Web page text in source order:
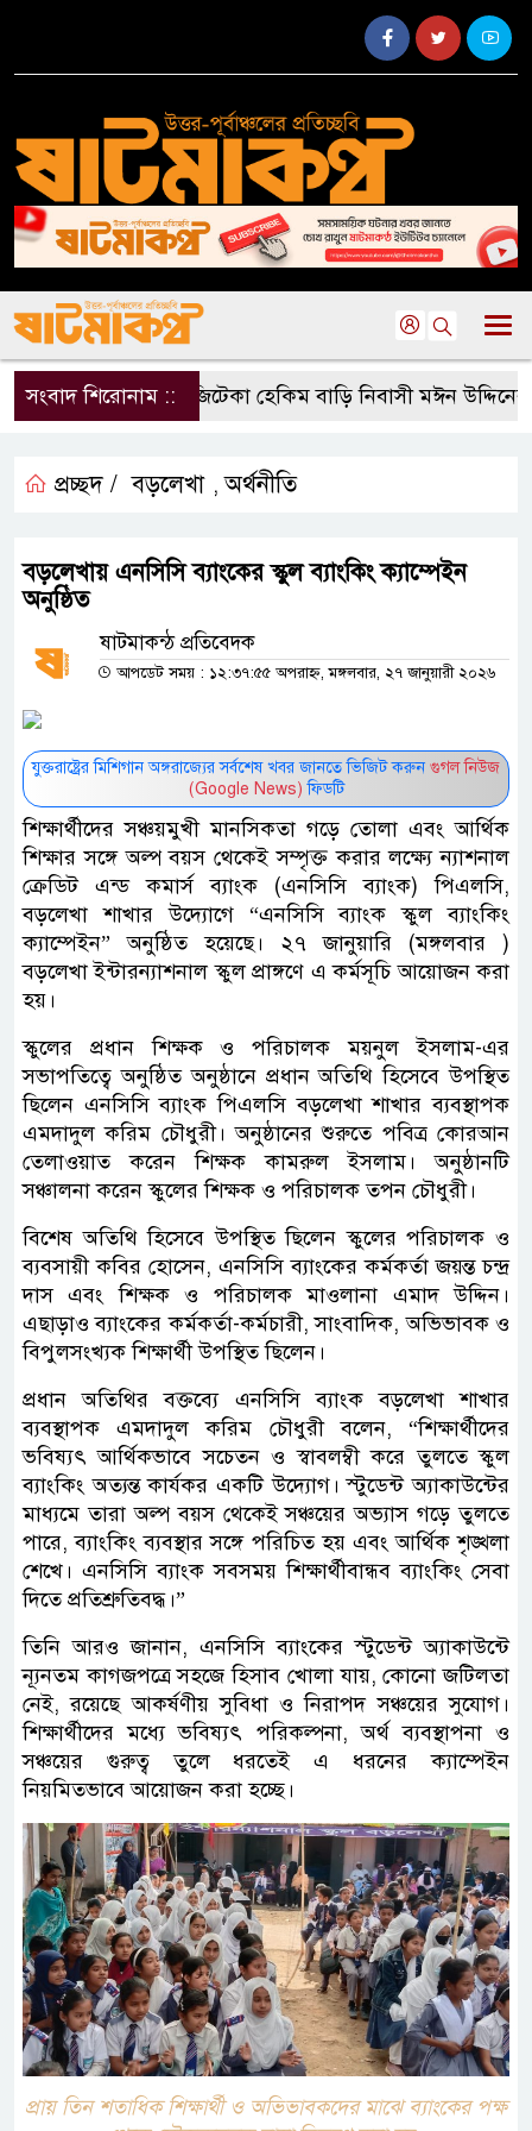
সংবাদ শিরোনাম ::গাজিটেকা হেকিম বাড়ি নিবাসী মঈন উদ্দিনের
প্রচ্ছদ / বড়লেখা ,অর্থনীতি
বড়লেখায় এনসিসি ব্যাংকের স্কুল ব্যাংকিং ক্যাম্পেইন
অনুষ্ঠিত
ষাটমাকন্ঠ প্রতিবেদক
আপডেট সময় : ১২:৩৭:৫৫ অপরাহ্ন, মঙ্গলবার, ২৭ জানুয়ারী ২০২৬
যুক্তরাষ্ট্রের মিশিগান অঙ্গরাজ্যের সর্বশেষ খবর জানতে ভিজিট করুন গুগল নিউজ
(Google News) ফিডটি
শিক্ষার্থীদের সঞ্চয়মুখী মানসিকতা গড়ে তোলা এবং আর্থিক
শিক্ষার সঙ্গে অল্প বয়স থেকেই সম্পৃক্ত করার লক্ষ্যে ন্যাশনাল
ক্রেডিট এন্ড কমার্স ব্যাংক (এনসিসি ব্যাংক) পিএলসি,
বড়লেখা শাখার উদ্যোগে “এনসিসি ব্যাংক স্কুল ব্যাংকিং
ক্যাম্পেইন” অনুষ্ঠিত হয়েছে। ২৭ জানুয়ারি (মঙ্গলবার )
বড়লেখা ইন্টারন্যাশনাল স্কুল প্রাঙ্গণে এ কর্মসূচি আয়োজন করা
হয়।
স্কুলের প্রধান শিক্ষক ও পরিচালক ময়নুল ইসলাম-এর
সভাপতিত্বে অনুষ্ঠিত অনুষ্ঠানে প্রধান অতিথি হিসেবে উপস্থিত
ছিলেন এনসিসি ব্যাংক পিএলসি বড়লেখা শাখার ব্যবস্থাপক
এমদাদুল করিম চৌধুরী। অনুষ্ঠানের শুরুতে পবিত্র কোরআন
তেলাওয়াত করেন শিক্ষক কামরুল ইসলাম। অনুষ্ঠানটি
সঞ্চালনা করেন স্কুলের শিক্ষক ও পরিচালক তপন চৌধুরী।
বিশেষ অতিথি হিসেবে উপস্থিত ছিলেন স্কুলের পরিচালক ও
ব্যবসায়ী কবির হোসেন, এনসিসি ব্যাংকের কর্মকর্তা জয়ন্ত চন্দ্র
দাস এবং শিক্ষক ও পরিচালক মাওলানা এমাদ উদ্দিন।
এছাড়াও ব্যাংকের কর্মকর্তা-কর্মচারী, সাংবাদিক, অভিভাবক ও
বিপুলসংখ্যক শিক্ষার্থী উপস্থিত ছিলেন।
প্রধান অতিথির বক্তব্যে এনসিসি ব্যাংক বড়লেখা শাখার
ব্যবস্থাপক এমদাদুল করিম চৌধুরী বলেন, “শিক্ষার্থীদের
ভবিষ্যৎ আর্থিকভাবে সচেতন ও স্বাবলম্বী করে তুলতে স্কুল
ব্যাংকিং অত্যন্ত কার্যকর একটি উদ্যোগ। স্টুডেন্ট অ্যাকাউন্টের
মাধ্যমে তারা অল্প বয়স থেকেই সঞ্চয়ের অভ্যাস গড়ে তুলতে
পারে, ব্যাংকিং ব্যবস্থার সঙ্গে পরিচিত হয় এবং আর্থিক শৃঙ্খলা
শেখে। এনসিসি ব্যাংক সবসময় শিক্ষার্থীবান্ধব ব্যাংকিং সেবা
দিতে প্রতিশ্রুতিবদ্ধ।”
তিনি আরও জানান, এনসিসি ব্যাংকের স্টুডেন্ট অ্যাকাউন্টে
ন্যূনতম কাগজপত্রে সহজে হিসাব খোলা যায়, কোনো জটিলতা
নেই, রয়েছে আকর্ষণীয় সুবিধা ও নিরাপদ সঞ্চয়ের সুযোগ।
শিক্ষার্থীদের মধ্যে ভবিষ্যৎ পরিকল্পনা, অর্থ ব্যবস্থাপনা ও
সঞ্চয়ের গুরুত্ব তুলে ধরতেই এ ধরনের ক্যাম্পেইন
নিয়মিতভাবে আয়োজন করা হচ্ছে।
প্রায় তিন শতাধিক শিক্ষার্থী ও অভিভাবকদের মাঝে ব্যাংকের পক্ষ